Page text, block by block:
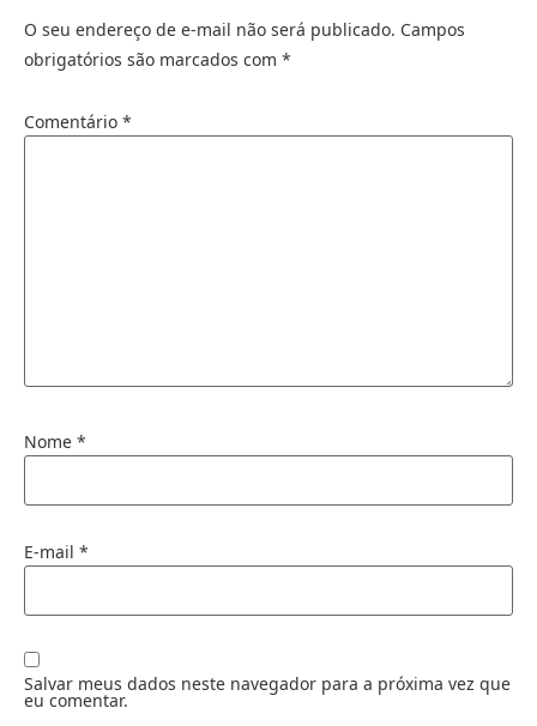
O seu endereço de e-mail não será publicado. Campos
obrigatórios são marcados com *
Comentário *
Nome *
E-mail *
Salvar meus dados neste navegador para a próxima vez que
eu comentar.